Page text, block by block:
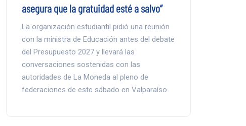
asegura que la gratuidad esté a salvo”
La organización estudiantil pidió una reunión
con la ministra de Educación antes del debate
del Presupuesto 2027 y llevará las
conversaciones sostenidas con las
autoridades de La Moneda al pleno de
federaciones de este sábado en Valparaíso.